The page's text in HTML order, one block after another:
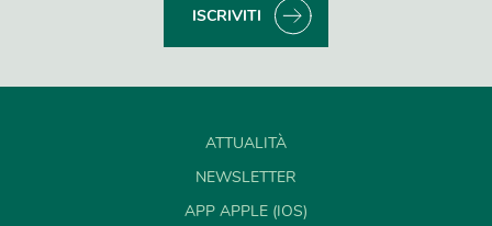
ISCRIVITI
ATTUALITÀ
NEWSLETTER
APP APPLE (IOS)